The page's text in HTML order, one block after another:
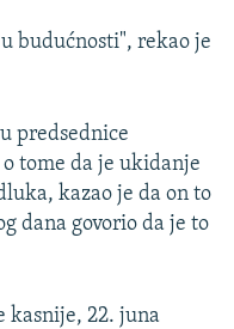
budućnosti", rekao je
predsednice
tome da je ukidanje
kazao je da on to
dana govorio da je to
kasnije, 22. juna